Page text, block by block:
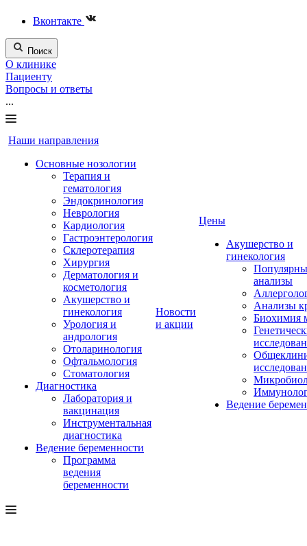
Вконтакте
Поиск
О клинике
Пациенту
Вопросы и ответы
...
Наши направления
Основные нозологии
Терапия и
гематология
Эндокринология
Неврология
Кардиология
Гастроэнтерология
Склеротерапия
Хирургия
Дерматология и
косметология
Акушерство и
гинекология
Урология и
андрология
Отоларинология
Офтальмология
Стоматология
Диагностика
Лаборатория и
вакцинация
Инструментальная
диагностика
Ведение беременности
Программа
ведения
беременности
Новости
и акции
Цены
Акушерство и
гинекология
анализы
Анализы
Биохимия
Ведение